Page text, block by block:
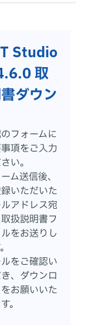
Studio
取
ダウン
フォームに
項をご入力
い。
ム送信後、
いただいた
アドレス宛
扱説明書フ
をお送りし
をご確認い
、ダウンロ
お願いいた
。